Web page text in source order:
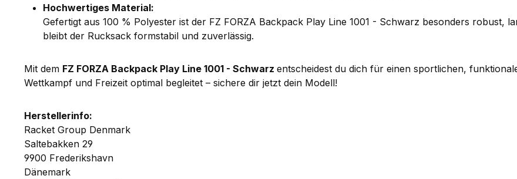
Hochwertiges Material:
Gefertigt aus 100 % Polyester ist der FZ FORZA Backpack Play Line 1001 - Schwarz besonders robust,
bleibt der Rucksack formstabil und zuverlässig.
Mit dem FZ FORZA Backpack Play Line 1001 - Schwarz entscheidest du dich für einen sportlichen,
Wettkampf und Freizeit optimal begleitet – sichere dir jetzt dein Modell!
Herstellerinfo:
Racket Group Denmark
Saltebakken 29
9900 Frederikshavn
Dänemark